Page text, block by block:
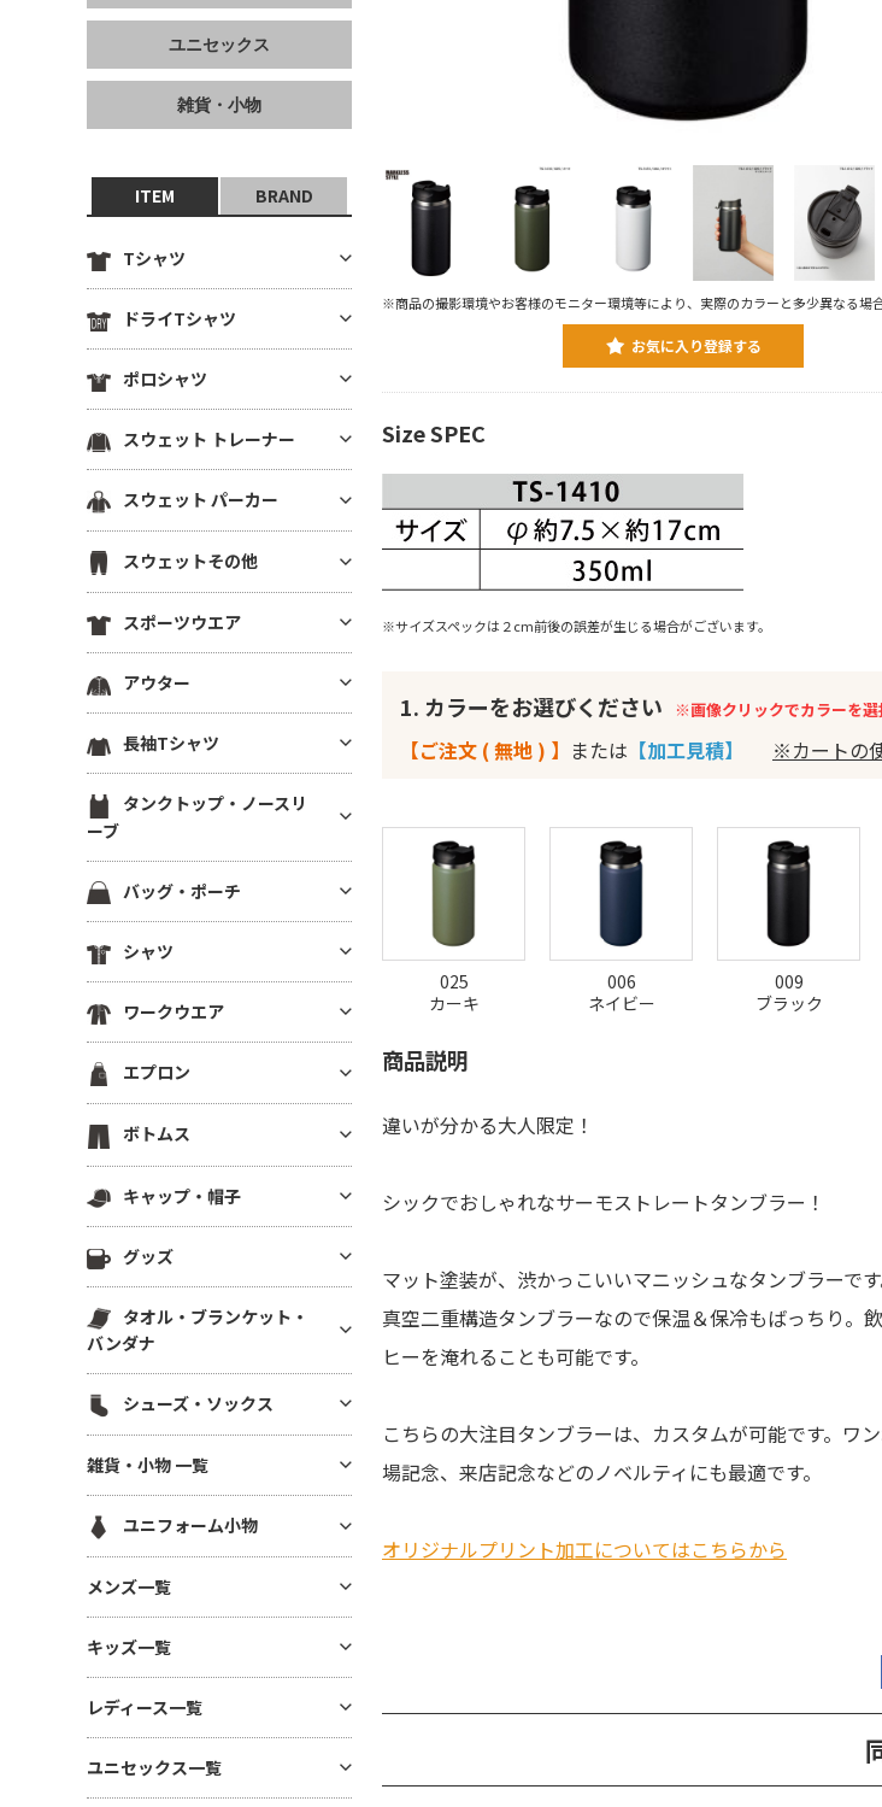
※商品の撮影環境やお客様のモニター環境等により、実際のカラーと多少異なる場合
お気に入り登録する
Size SPEC
※サイズスペックは２cm前後の誤差が生じる場合がございます。
1. カラーをお選びください ※画像クリックでカラーを
【ご注文 ( 無地 ) 】 または 【加工見積】 ※カートの
025
カーキ
006
ネイビー
009
ブラック
商品説明
違いが分かる大人限定！
シックでおしゃれなサーモストレートタンブラー！
マット塗装が、渋かっこいいマニッシュなタンブラーで
真空二重構造タンブラーなので保温＆保冷もばっちり。
ヒーを淹れることも可能です。
こちらの大注目タンブラーは、カスタムが可能です。ワ
場記念、来店記念などのノベルティにも最適です。
オリジナルプリント加工についてはこちらから
ユニセックス
雑貨・小物
ITEM BRAND
Tシャツ
定番無地Tシャツ
薄手Tシャツ(4.9oz以下)
中肉厚Tシャツ(5～5.5oz)
4oz)
VネックTシャツ
ポケットTシャツ
オーガニック・天然素材Tシャ
ツ
リサイクル素材Tシャツ
7分袖・5分袖（ハーフスリー
ブ）
ラグランTシャツ
後染め・タイダイTシャツ
クロップドTシャツ
きれいめ・上質プレミアムTシ
ボーダーTシャツ
グラフィックTシャツ
ワンピース・チュニック
メンズカットソー
その他Tシャツ
ドライTシャツ
定番無地ドライTシャツ
ドライTシャツ(半袖)
ドライTシャツ(長袖)
ドライノースリーブTシャツ
ドライTシャツその他
ポロシャツ
ドライポロシャツ(半袖)
ドライポロシャツ(長袖)
綿ポロシャツ(半袖)
綿ポロシャツ(長袖)
鹿の子ポロシャツ
ポケ無しポロシャツ
ポケ付きポロシャツ
ボタンダウンポロシャツ
スウェット トレーナー
薄手トレーナー(8.9oz以下)
中肉トレーナー(9～10.9oz)
厚手トレーナー(11oz～)
裏毛(裏パイル)トレーナー
裏起毛トレーナー
ドライスウェット トレーナー
ビッグシルエット トレーナー
スウェット パーカー
プルオーバーパーカー
ジップパーカー
薄手パーカー(8.9oz以下)
中肉パーカー(9～10.9oz)
厚手パーカー(11oz～)
裏毛(裏パイル)パーカー
裏起毛パーカー
ドライスウェット パーカー
パーカーその他
スウェットその他
スウェットパンツ
スウェットショーツ
スウェットジャケット
スウェットカーディガン
半袖スウェット
スポーツウエア
スポーツウエア トップス(半袖)
スポーツウエア トップス(長袖)
スポーツウエア ノースリーブ
ジャージ トラックパンツ
ハーフパンツ・ショーツ
ロングパンツ
スポーツ用インナー
ビブス
スポーツ ソックス
スポーツアクセサリー
アウター
ブルゾン(裏地なし)
ブルゾン(裏地あり)
ブルゾン(厚手・防寒）
イベントブルゾン
コーチジャケット
スタジアムジャンパー
スポーツジャケット
フリースジャケット
ポンチョ
はっぴ
その他ジャケット・アウター
長袖Tシャツ
定番無地長袖Tシャツ
ドライ・機能性長袖Tシャツ
薄手長袖Tシャツ(4.9oz以下)
中肉長袖厚Tシャツ(5～5.5oz)
ヘビーウエイト長袖Tシャツ(5.
6～6.4oz)
厚手長袖Tシャツ(6.5oz～)
ビッグシルエット長袖Tシャツ
Vネック長袖Tシャツ
後染め・ピグメント長袖Tシャ
その他長袖Tシャツ
タンクトップ・ノースリ
ーブ
タンクトップ
ノースリーブ
ドライノースリーブ
キャミソール
バッグ・ポーチ
コットンバッグ
キャンバストートバッグ
ナイロン・ポリエステルバッグ
保冷・保温バッグ
デニムバッグ
ショルダーバッグ
サコッシュ・スマホショルダー
エコ素材(SDGs) バッグ・ポー
チ
麻(ヘンプ)・ジュートバッグ
ポーチ
シャツ
半袖シャツ
長袖シャツ
7分袖・5分袖シャツ
ワークシャツ
チェックシャツ
アロハ・柄物シャツ
シャツジャケット
ワークウエア
ワークシャツ(半袖)
ワークシャツ(長袖)
ワークパンツ
ワーク系アウター
つなぎ・オーバーオール
調理服・コックウェア
スクラブ
白衣・医療用ジャケット
ワンピース・ナースウエア
エプロン
胸当てエプロン
ショートエプロン
ミドルエプロン
ロング(ソムリエ)エプロン
帆前掛け
ボトムス
ロングパンツ
ハーフパンツ
ショーツ
スウェットパンツ(裏毛)
スウェットパンツ(裏起毛)
ワークパンツ
ドライ素材パンツ
コットン・T/Cパンツ
ナイロンパンツ
ミリタリーパンツ
レギンス・スパッツ
その他ボトムス
キャップ・帽子
キャップ
ニットキャップ
ハット
メッシュキャップ
コットンキャップ
フラットバイザーキャップ
キャスケット・ハンチング・ベ
レー
グッズ
マグカップ・湯呑
ボトル・タンブラー
ステーショナリー
アルバム・フォトフレーム
キーホルダー
モバイル・PC関連グッズ
デスク雑貨
生活雑貨
インテリア雑貨
時計
暑さ・紫外線対策 / 保冷グッ
ズ・扇風機
あったかグッズ・フリース
傘・レイングッズ
タオル・ブランケット・
バンダナ
無地タオル
バンダナ(三角巾)・ハンカチ
ハンカチタオル
フェイスタオル
マフラータオル
バスタオル
リストバンド
シューズ・ソックス
シューズ
ソックス
雑貨・小物 一覧
ユニフォーム小物
ネクタイ・コックタイ
三角巾
バンダナ・スカーフ
メンズ一覧
メンズTシャツ
メンズ ドライTシャツ
メンズ ポロシャツ
メンズ トレーナー
キッズ一覧
キッズTシャツ
ベビー用アイテム
キッズ ドライTシャツ
レディース一覧
レディース Tシャツ
レディース ドライTシャツ
ユニセックス一覧